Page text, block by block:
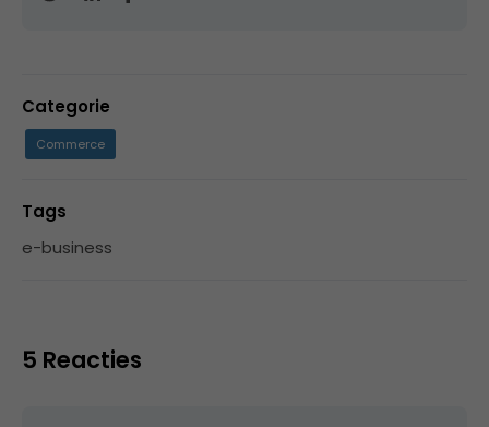
Categorie
Commerce
Tags
e-business
5 Reacties